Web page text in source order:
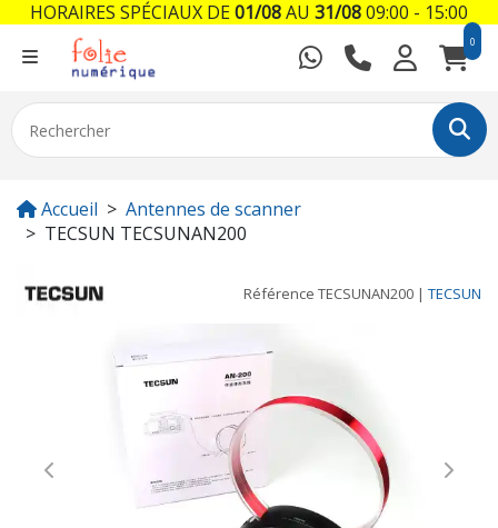
0
Accueil
Antennes de scanner
TECSUN TECSUNAN200
Référence TECSUNAN200 | TECSUN
Previous Next
HORAIRES SPÉCIAUX DE01/08AU 31/0809:00 - 15:00